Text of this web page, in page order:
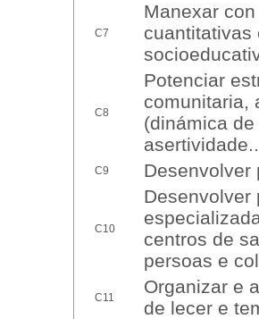
C7
Manexar
cuantitativas
C8
Potenciar
comunitaria,
(dinámica
C9 Desenvolver
C10
Desenvolver
centros de
persoas e
C11
Organizar e
de lecer e